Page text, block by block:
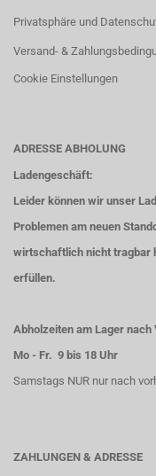
Privatsphäre und
Versand- &
Cookie Einstellungen
ADRESSE ABHOLUNG
Ladengeschäft:
Leider können wir unser
Problemen am neuen
wirtschaftlich nicht tragbar
erfüllen.
Abholzeiten am Lager
Mo - Fr. 9 bis 18 Uhr
Samstags NUR nur nach
ZAHLUNGEN & ADRESSE